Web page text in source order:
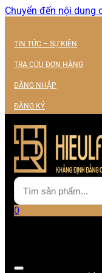
Chuyển đến nội dung
TIN TỨC – SỰ KIỆN
TRA CỨU ĐƠN HÀNG
ĐĂNG NHẬP
ĐĂNG KÝ
0